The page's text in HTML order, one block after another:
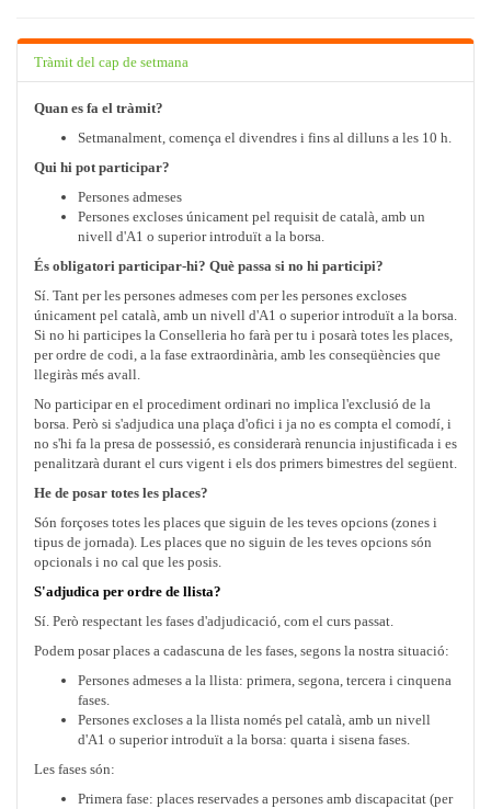
Tràmit del cap de setmana
Quan es fa el tràmit?
Setmanalment, comença el divendres i fins al dilluns a les 10 h.
Qui hi pot participar?
Persones admeses
Persones excloses únicament pel requisit de català, amb un
nivell d'A1 o superior introduït a la borsa.
És obligatori participar-hi? Què passa si no hi participi?
Sí. Tant per les persones admeses com per les persones excloses
únicament pel català, amb un nivell d'A1 o superior introduït a la borsa.
Si no hi participes la Conselleria ho farà per tu i posarà totes les places,
per ordre de codi, a la fase extraordinària, amb les conseqüències que
llegiràs més avall.
No participar en el procediment ordinari no implica l'exclusió de la
borsa. Però si s'adjudica una plaça d'ofici i ja no es compta el comodí, i
no s'hi fa la presa de possessió, es considerarà renuncia injustificada i es
penalitzarà durant el curs vigent i els dos primers bimestres del següent.
He de posar totes les places?
Són forçoses totes les places que siguin de les teves opcions (zones i
tipus de jornada). Les places que no siguin de les teves opcions són
opcionals i no cal que les posis.
S'adjudica per ordre de llista?
Sí. Però respectant les fases d'adjudicació, com el curs passat.
Podem posar places a cadascuna de les fases, segons la nostra situació:
Persones admeses a la llista: primera, segona, tercera i cinquena
fases.
Persones excloses a la llista només pel català, amb un nivell
d'A1 o superior introduït a la borsa: quarta i sisena fases.
Les fases són:
Primera fase: places reservades a persones amb discapacitat (per